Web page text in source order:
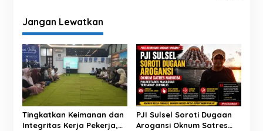
a
s
i
p
o
s
Jangan Lewatkan
Tingkatkan Keimanan dan
Integritas Kerja Pekerja,
PJI Sulsel Soroti Dugaan
Arogansi Oknum Satres